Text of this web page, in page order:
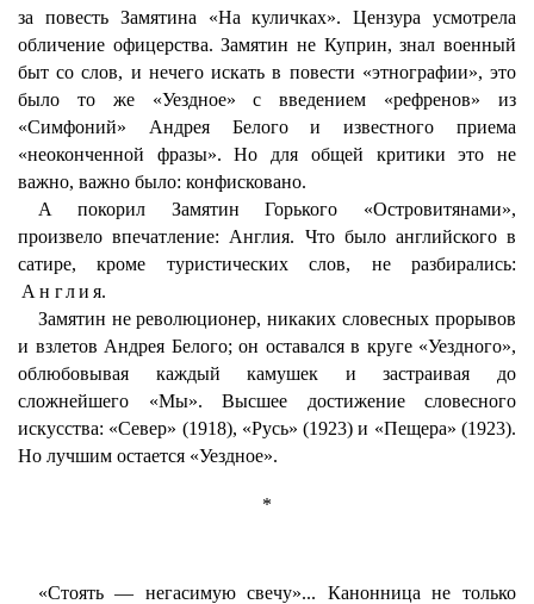
за повесть Замятина «На куличках». Цензура усмотрела
обличение офицерства. Замятин не Куприн, знал военный
быт со слов, и нечего искать в повести «этнографии», это
было то же «Уездное» с введением «рефренов» из
«Симфоний» Андрея Белого и известного приема
«неоконченной фразы». Но для общей критики это не
важно, важно было: конфисковано.
А покорил Замятин Горького «Островитянами»,
произвело впечатление: Англия. Что было английского в
сатире, кроме туристических слов, не разбирались:
Англия.
Замятин не революционер, никаких словесных прорывов
и взлетов Андрея Белого; он оставался в круге «Уездного»,
облюбовывая каждый камушек и застраивая до
сложнейшего «Мы». Высшее достижение словесного
искусства: «Север» (1918), «Русь» (1923) и «Пещера» (1923).
Но лучшим остается «Уездное».
*
«Стоять — негасимую свечу»... Канонница не только